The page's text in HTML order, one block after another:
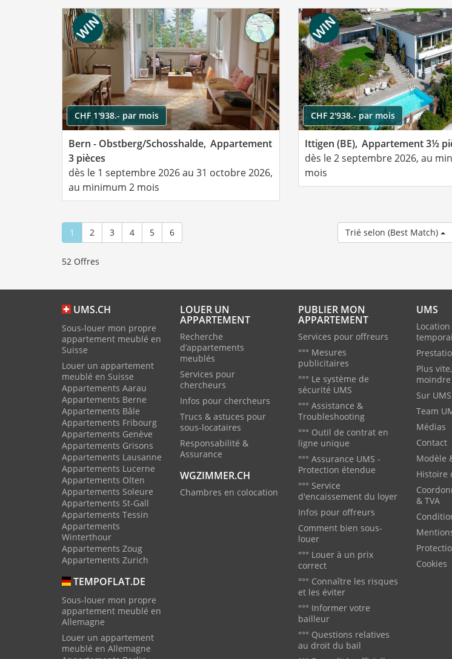
CHF 1'938.- par mois
Bern - Obstberg/Schosshalde, Appartement
3 pièces
dès le 1 septembre 2026 au 31 octobre 2026,
au minimum 2 mois
CHF 2'938.- par mois
Ittigen (BE), Appartement 3½
dès le 2 septembre 2026, au
mois
1 2 3 4 5 6 Trié selon (Best Match)
52 Offres
UMS.CH
Sous-louer mon propre
appartement meublé en
Suisse
Louer un appartement
meublé en Suisse
Appartements Aarau
Appartements Berne
Appartements Bâle
Appartements Fribourg
Appartements Genève
Appartements Grisons
Appartements Lausanne
Appartements Lucerne
Appartements Olten
Appartements Soleure
Appartements St-Gall
Appartements Tessin
Appartements
Winterthour
Appartements Zoug
Appartements Zurich
TEMPOFLAT.DE
Sous-louer mon propre
appartement meublé en
Allemagne
Louer un appartement
meublé en Allemagne
LOUER UN
APPARTEMENT
Recherche
d’appartements
meublés
Services pour
chercheurs
Infos pour chercheurs
Trucs & astuces pour
sous-locataires
Responsabilité &
Assurance
WGZIMMER.CH
Chambres en colocation
PUBLIER MON
APPARTEMENT
Services pour offreurs
°°° Mesures
publicitaires
°°° Le système de
sécurité UMS
°°° Assistance &
Troubleshooting
°°° Outil de contrat en
ligne unique
°°° Assurance UMS -
Protection étendue
°°° Service
d'encaissement du loyer
Infos pour offreurs
Comment bien sous-
louer
°°° Louer à un prix
correct
°°° Connaître les risques
et les éviter
°°° Informer votre
bailleur
°°° Questions relatives
au droit du bail
UMS
Plus
Sur UMS
Team
Médias
Contact
Modèle
Histoire
& TVA
Cookies